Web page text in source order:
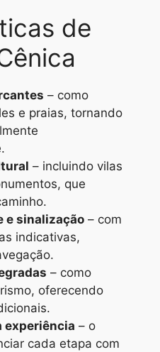
de
– como
e praias, tornando
– incluindo vilas
que
e sinalização – com
indicativas,
– como
oferecendo
experiência – o
cada etapa com